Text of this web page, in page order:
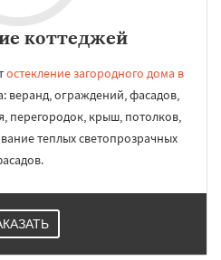
коттеджей
остекление загородного дома в
веранд, ограждений, фасадов,
перегородок, крыш, потолков,
теплых светопрозрачных